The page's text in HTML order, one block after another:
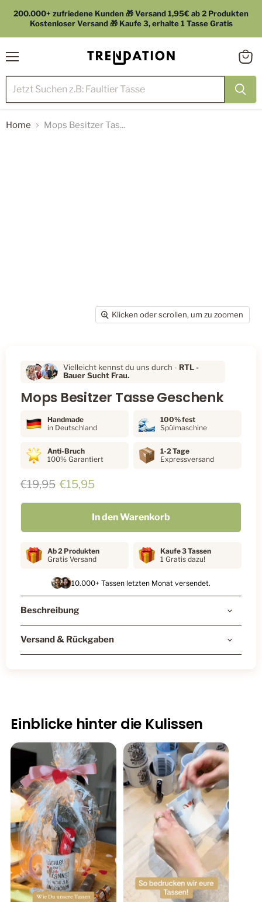
200.000+ zufriedene Kunden 🎁 Versand 1,95€ ab 2 Produkten
Kostenloser Versand 🎁 Kaufe 3, erhalte 1 Tasse Gratis
Home Mops Besitzer Tas...
Klicken oder scrollen, um zu zoomen
Vielleicht kennst du uns durch - RTL-
Bauer Sucht Frau.
Mops Besitzer Tasse Geschenk
Handmade
in Deutschland
100% fest
Spülmaschine
Anti-Bruch
100% Garantiert
1-2 Tage
Expressversand
Ursprünglicher Preis
€19,95 Aktueller Preis
€15,95
In den Warenkorb
Ab 2 Produkten
Gratis Versand
Kaufe 3 Tassen
1 Gratis dazu!
10.000+ Tassen letzten Monat versendet.
Beschreibung
Versand & Rückgaben
Einblicke hinter die Kulissen